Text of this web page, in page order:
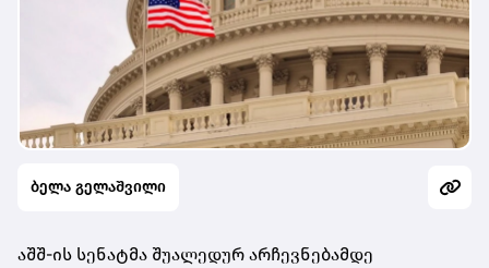
ბელა გელაშვილი
აშშ-ის სენატმა შუალედურ არჩევნებამდე